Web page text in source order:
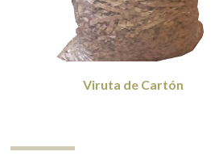
Viruta de Cartón